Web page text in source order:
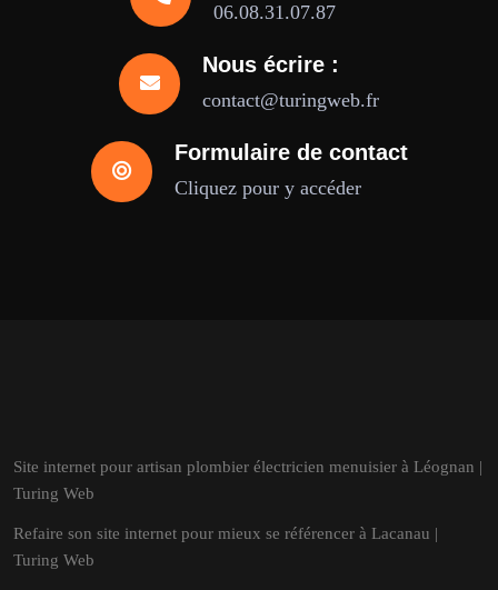
06.08.31.07.87
Nous écrire :
contact@turingweb.fr
Formulaire de contact
Cliquez pour y accéder
Site internet pour artisan plombier électricien menuisier à Léognan |
Turing Web
Refaire son site internet pour mieux se référencer à Lacanau |
Turing Web